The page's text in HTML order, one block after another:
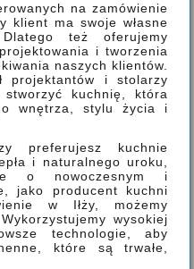
na zamówienie
klient ma swoje własne
też oferujemy
i tworzenia
naszych klientów.
projektantów i stolarzy
kuchnię, która
wnętrza, stylu życia i
preferujesz kuchnie
i naturalnego uroku,
o nowoczesnym i
jako producent kuchni
w Iłży, możemy
wysokiej
technologie, aby
które są trwałe,